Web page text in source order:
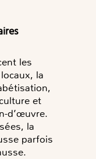
les
la
et
d’œuvre.
la
parfois